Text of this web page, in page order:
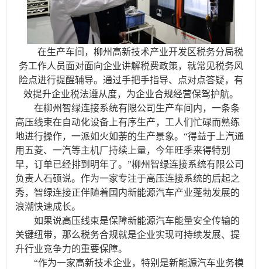
在生产车间，柳州高新技术产业开发区税务分局税
务工作人员面对面向企业讲解税费政策，就常见税务风
险点进行提醒辅导。通过手把手指导、点对点答疑，有
效提升企业税法遵从度，为企业合规经营保驾护航。
在柳州智绿连接系统有限公司生产车间内，一条条
高压线束在自动化设备上有序生产，工人们忙碌而熟练
地进行操作，一派如火如荼的生产景象。“得益于上汽通
用五菱、一汽等主机厂持续上量，今年旺季来得特别
早，订单已经排到明年了。”柳州智绿连接系统有限公司
负责人石硕说。作为一家专注于高压连接系统的后起之
秀，智绿连接正伴随着国内新能源汽车产业蓬勃发展的
浪潮快速成长。
如果说高压线束是保障新能源汽车能量安全传输的
关键纽带，那么税务合规就是企业实现可持续发展、提
升行业竞争力的重要保障。
“作为一家高新技术企业，特别是新能源汽车业务模